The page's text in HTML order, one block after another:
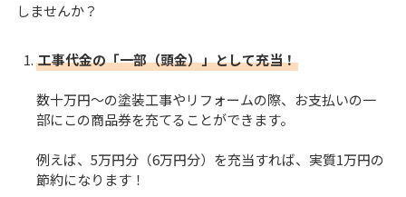
しませんか？
工事代金の「一部（頭金）」として充当！
数十万円〜の塗装工事やリフォームの際、お支払いの一
部にこの商品券を充てることができます。
例えば、5万円分（6万円分）を充当すれば、実質1万円の
節約になります！